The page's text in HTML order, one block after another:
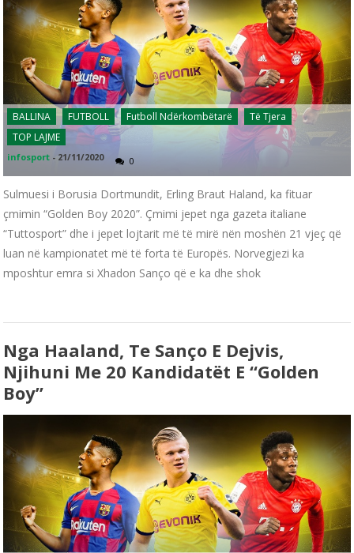
BALLINA FUTBOLL Futboll Ndërkombëtarë
Të Tjera
TOP LAJME
infosport - 21/11/2020 0
Sulmuesi i Borusia Dortmundit, Erling Braut Haland, ka fituar
çmimin “Golden Boy 2020”. Çmimi jepet nga gazeta italiane
“Tuttosport” dhe i jepet lojtarit më të mirë nën moshën 21 vjeç që
luan në kampionatet më të forta të Europës. Norvegjezi ka
mposhtur emra si Xhadon Sanço që e ka dhe shok
Nga Haaland, Te Sanço E Dejvis,
Njihuni Me 20 Kandidatët E “Golden
Boy”